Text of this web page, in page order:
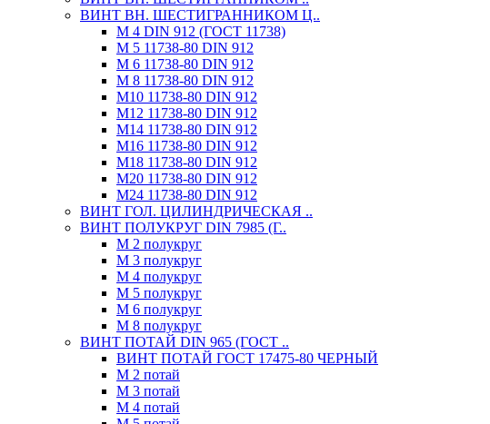
ВИНТ ВН. ШЕСТИГРАННИКОМ Ц..
М 4 DIN 912 (ГОСТ 11738)
М 5 11738-80 DIN 912
М 6 11738-80 DIN 912
М 8 11738-80 DIN 912
М10 11738-80 DIN 912
М12 11738-80 DIN 912
М14 11738-80 DIN 912
М16 11738-80 DIN 912
М18 11738-80 DIN 912
М20 11738-80 DIN 912
М24 11738-80 DIN 912
ВИНТ ГОЛ. ЦИЛИНДРИЧЕСКАЯ ..
ВИНТ ПОЛУКРУГ DIN 7985 (Г..
М 2 полукруг
М 3 полукруг
М 4 полукруг
М 5 полукруг
М 6 полукруг
М 8 полукруг
ВИНТ ПОТАЙ DIN 965 (ГОСТ ..
ВИНТ ПОТАЙ ГОСТ 17475-80 ЧЕРНЫЙ
М 2 потай
М 3 потай
М 4 потай